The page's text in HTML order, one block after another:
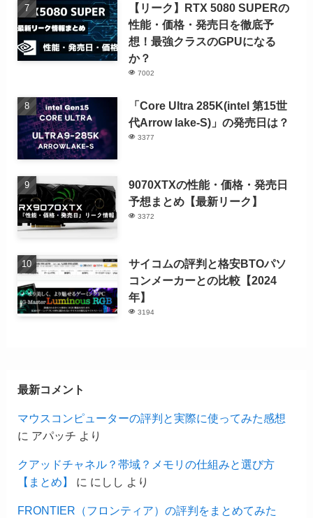
【リーク】RTX 5080 SUPERの
性能・価格・発売日を徹底予
想！最強クラスのGPUになる
か？
7002
「Core Ultra 285K(intel 第15世
代Arrow lake-S)」の発売日は？
3377
9070XTXの性能・価格・発売日
予想まとめ【最新リーク】
3372
サイコムの評判と格安BTOパソ
コンメーカーとの比較【2024
年】
3194
最新コメント
マウスコンピューターの評判と実際に使ってみた感想
に アパッチ より
クアッドチャネル？帯域？メモリの仕組みと選び方
【まとめ】
に にしし より
FRONTIER（フロンティア）の評判をまとめてみた